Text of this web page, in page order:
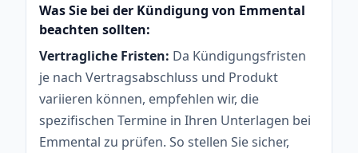
Was Sie bei der Kündigung von Emmental
beachten sollten:
Vertragliche Fristen: Da Kündigungsfristen
je nach Vertragsabschluss und Produkt
variieren können, empfehlen wir, die
spezifischen Termine in Ihren Unterlagen bei
Emmental zu prüfen. So stellen Sie sicher,